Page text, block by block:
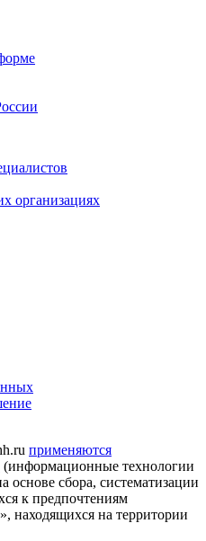
организациях
применяются
(информационные технологии
основе сбора, систематизации
к предпочтениям
находящихся на территории